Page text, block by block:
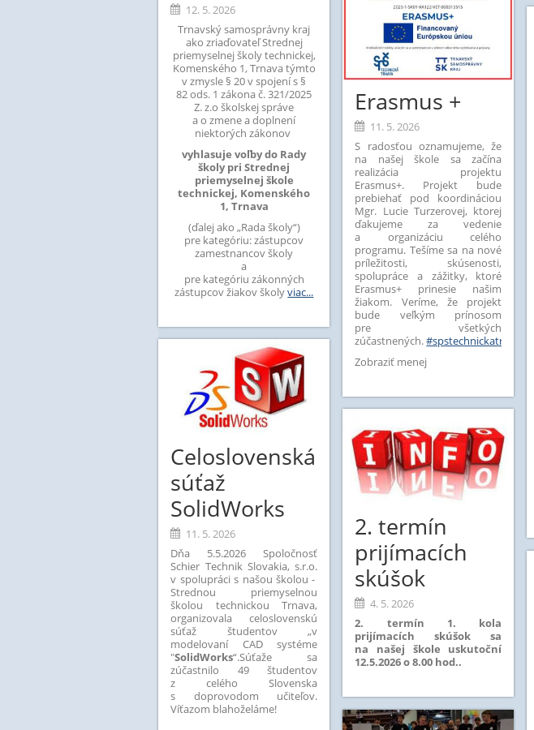
12. 5. 2026
Trnavský samosprávny kraj
ako zriaďovateľ Strednej
priemyselnej školy technickej,
Komenského 1, Trnava týmto
v zmysle § 20 v spojení s §
82 ods. 1 zákona č. 321/2025
Z. z.o školskej správe
a o zmene a doplnení
niektorých zákonov
vyhlasuje voľby do Rady
školy pri Strednej
priemyselnej škole
technickej, Komenského
1, Trnava
(ďalej ako „Rada školy“)
pre kategóriu: zástupcov
zamestnancov školy
a
pre kategóriu zákonných
zástupcov žiakov školyviac...
Erasmus +
11. 5. 2026
S radosťou oznamujeme, že
na našej škole sa začína
realizácia projektu
Erasmus+.
Projekt bude
prebiehať pod koordináciou
Mgr. Lucie Turzerovej, ktorej
ďakujeme za vedenie
a organizáciu celého
programu. Tešíme sa na nové
príležitosti, skúsenosti,
spolupráce a zážitky, ktoré
Erasmus+ prinesie našim
žiakom. Veríme, že projekt
bude veľkým prínosom
pre všetkých
zúčastnených.#spstechnickatrnava
Zobraziť menej
Celoslovenská
súťaž
SolidWorks
11. 5. 2026
Dňa 5.5.2026 Spoločnosť
Schier Technik Slovakia, s.r.o.
v spolupráci s našou školou -
Strednou priemyselnou
školou technickou Trnava,
organizovala celoslovenskú
súťaž študentov „v
modelovaní CAD systéme
"SolidWorks“.Súťaže sa
zúčastnilo 49 študentov
z celého Slovenska
s doprovodom učiteľov.
Víťazom blahoželáme!
2. termín
prijímacích
skúšok
4. 5. 2026
2. termín 1. kola
prijímacích skúšok sa
na našej škole uskutoční
12.5.2026 o 8.00 hod..